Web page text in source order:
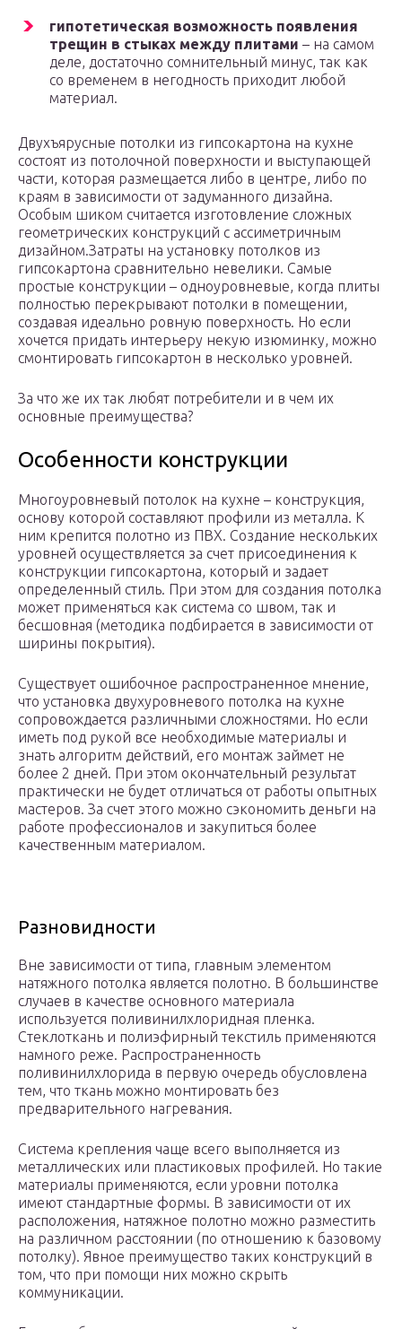
гипотетическая возможность появления
трещин в стыках между плитами – на самом
деле, достаточно сомнительный минус, так как
со временем в негодность приходит любой
материал.
Двухъярусные потолки из гипсокартона на кухне
состоят из потолочной поверхности и выступающей
части, которая размещается либо в центре, либо по
краям в зависимости от задуманного дизайна.
Особым шиком считается изготовление сложных
геометрических конструкций с ассиметричным
дизайном.Затраты на установку потолков из
гипсокартона сравнительно невелики. Самые
простые конструкции – одноуровневые, когда плиты
полностью перекрывают потолки в помещении,
создавая идеально ровную поверхность. Но если
хочется придать интерьеру некую изюминку, можно
смонтировать гипсокартон в несколько уровней.
За что же их так любят потребители и в чем их
основные преимущества?
Особенности конструкции
Многоуровневый потолок на кухне – конструкция,
основу которой составляют профили из металла. К
ним крепится полотно из ПВХ. Создание нескольких
уровней осуществляется за счет присоединения к
конструкции гипсокартона, который и задает
определенный стиль. При этом для создания потолка
может применяться как система со швом, так и
бесшовная (методика подбирается в зависимости от
ширины покрытия).
Существует ошибочное распространенное мнение,
что установка двухуровневого потолка на кухне
сопровождается различными сложностями. Но если
иметь под рукой все необходимые материалы и
знать алгоритм действий, его монтаж займет не
более 2 дней. При этом окончательный результат
практически не будет отличаться от работы опытных
мастеров. За счет этого можно сэкономить деньги на
работе профессионалов и закупиться более
качественным материалом.
Разновидности
Вне зависимости от типа, главным элементом
натяжного потолка является полотно. В большинстве
случаев в качестве основного материала
используется поливинилхлоридная пленка.
Стеклоткань и полиэфирный текстиль применяются
намного реже. Распространенность
поливинилхлорида в первую очередь обусловлена
тем, что ткань можно монтировать без
предварительного нагревания.
Система крепления чаще всего выполняется из
металлических или пластиковых профилей. Но такие
материалы применяются, если уровни потолка
имеют стандартные формы. В зависимости от их
расположения, натяжное полотно можно разместить
на различном расстоянии (по отношению к базовому
потолку). Явное преимущество таких конструкций в
том, что при помощи них можно скрыть
коммуникации.